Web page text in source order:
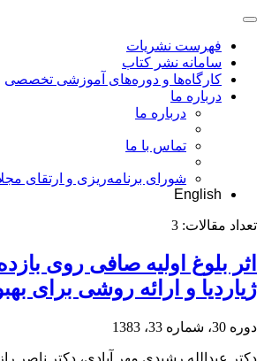
فهرست نشریات
سامانه نشر کتاب
کارگاه‌ها و دوره‌های آموزشی تخصصی
درباره ما
درباره ما
تماس با ما
شورای برنامه‌ریزی و ارتقای
English
تعداد مقالات: 3
اثر بلوغ اولیه صافی روی
ژیاردیا و ارائه روشی برای
دوره 30، شماره 33، 1383
دکتر عبدالله رشیدی مهر آبادی، دکتر ناصر